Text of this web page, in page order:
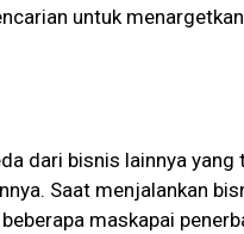
untuk
dari bisnis lainnya yang
Saat menjalankan
maskapai